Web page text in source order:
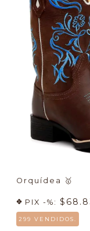
Orquídea 🥇
PIX -%:
299 VENDIDOS.